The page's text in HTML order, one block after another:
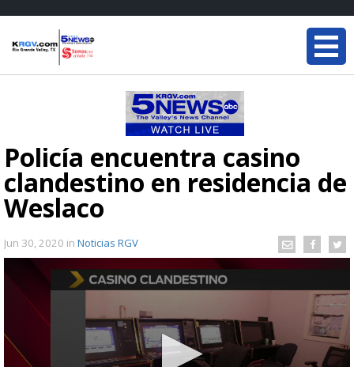
Policía encuentra casino
clandestino en residencia de
Weslaco
Jun 30, 2020 in Noticias RGV